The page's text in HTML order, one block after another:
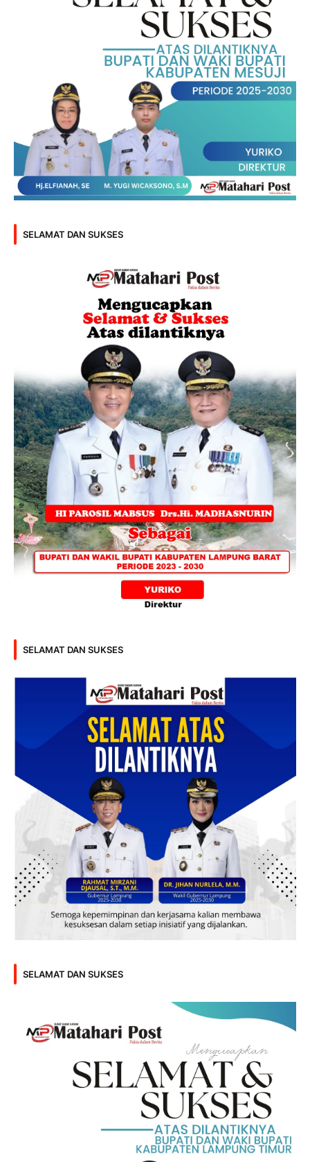
SELAMAT DAN SUKSES
SELAMAT DAN SUKSES
SELAMAT DAN SUKSES